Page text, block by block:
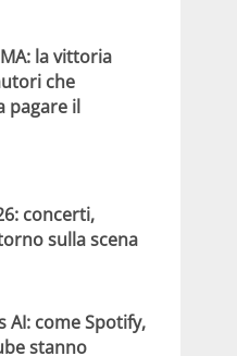
la vittoria
che
pagare il
concerti,
sulla scena
AI: come Spotify,
stanno